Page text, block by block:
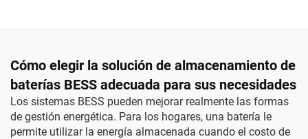
Cómo elegir la solución de almacenamiento de
baterías BESS adecuada para sus necesidades
Los sistemas BESS pueden mejorar realmente las formas
de gestión energética. Para los hogares, una batería le
permite utilizar la energía almacenada cuando el costo de